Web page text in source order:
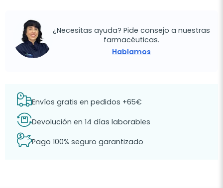
¿Necesitas ayuda? Pide consejo a nuestras
farmacéuticas.
Hablamos
Envíos gratis en pedidos +65€
Devolución en 14 días laborables
Pago 100% seguro garantizado